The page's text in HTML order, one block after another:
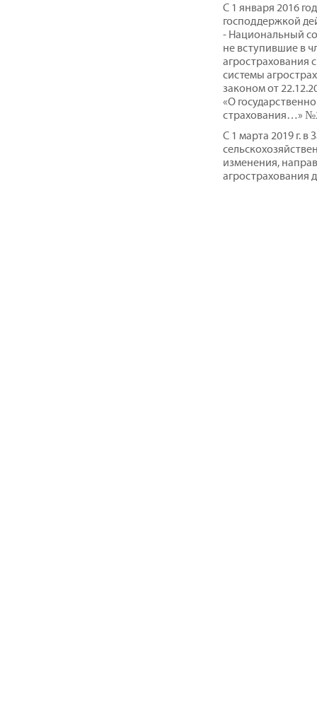
С 1 января 2016
господдержкой
- Национальный
не вступившие в
агрострахования
системы
законом от
«О
страхования…»
С 1 марта 2019 г.
изменения,
агрострахования